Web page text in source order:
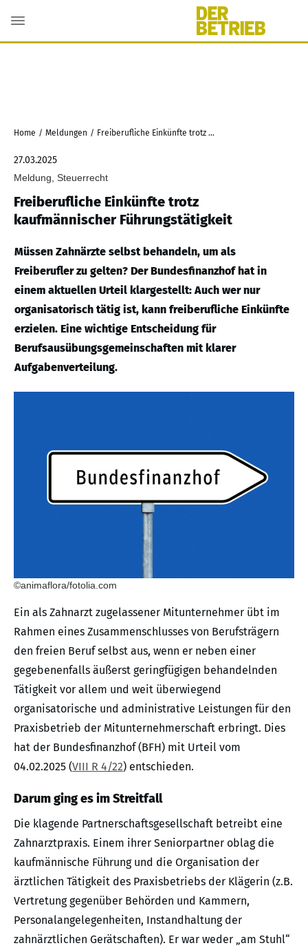
Home / Meldungen / Freiberufliche Einkünfte trotz kaufmännischer Führungstätigkeit
27.03.2025
Meldung, Steuerrecht
Freiberufliche Einkünfte trotz
kaufmännischer Führungstätigkeit
Müssen Zahnärzte selbst behandeln, um als
Freiberufler zu gelten? Der Bundesfinanzhof hat in
einem aktuellen Urteil klargestellt: Auch wer nur
organisatorisch tätig ist, kann freiberufliche Einkünfte
erzielen. Eine wichtige Entscheidung für
Berufsausübungsgemeinschaften mit klarer
Aufgabenverteilung.
©animaflora/fotolia.com
Ein als Zahnarzt zugelassener Mitunternehmer übt im
Rahmen eines Zusammenschlusses von Berufsträgern
den freien Beruf selbst aus, wenn er neben einer
gegebenenfalls äußerst geringfügigen behandelnden
Tätigkeit vor allem und weit überwiegend
organisatorische und administrative Leistungen für den
Praxisbetrieb der Mitunternehmerschaft erbringt. Dies
hat der Bundesfinanzhof (BFH) mit Urteil vom
04.02.2025 (VIII R 4/22) entschieden.
Darum ging es im Streitfall
Die klagende Partnerschaftsgesellschaft betreibt eine
Zahnarztpraxis. Einem ihrer Seniorpartner oblag die
kaufmännische Führung und die Organisation der
ärztlichen Tätigkeit des Praxisbetriebs der Klägerin (z.B.
Vertretung gegenüber Behörden und Kammern,
Personalangelegenheiten, Instandhaltung der
zahnärztlichen Gerätschaften). Er war weder „am Stuhl“